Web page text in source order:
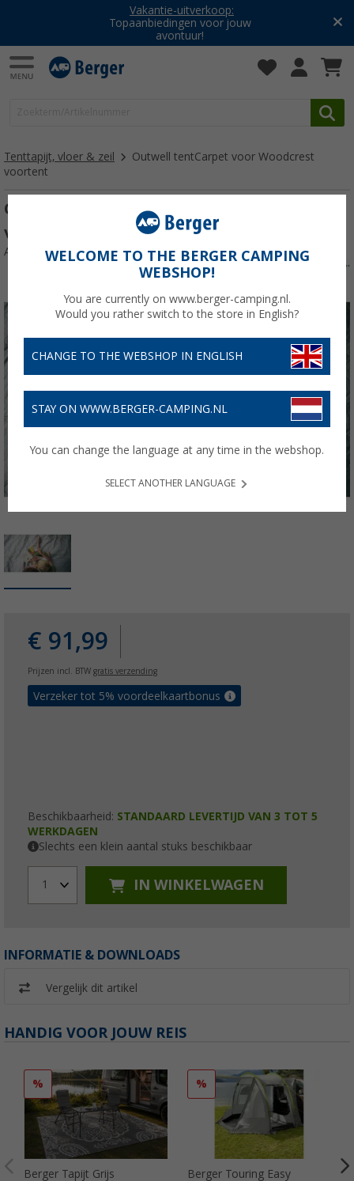
Vakantie-uitverkoop:
Topaanbiedingen voor jouw
avontuur!
Tenttapijt, vloer & zeil
Outwell tentCarpet voor Woodcrest
voortent
Outwell tentCarpet voor Woodcrest
voortent
Artikelnr: 192438
€ 91,99
Prijzen incl. BTW gratis verzending
Verzeker tot 5% voordeelkaartbonus
Beschikbaarheid: STANDAARD LEVERTIJD VAN 3 TOT 5
WERKDAGEN
Slechts een klein aantal stuks beschikbaar
1 IN WINKELWAGEN
INFORMATIE & DOWNLOADS
Vergelijk dit artikel
HANDIG VOOR JOUW REIS
%
Berger Tapijt Grijs
%
Berger Touring Easy
WELCOME TO THE BERGER CAMPING
WEBSHOP!
You are currently on www.berger-camping.nl.
Would you rather switch to the store in English?
CHANGE TO THE WEBSHOP IN ENGLISH
STAY ON WWW.BERGER-CAMPING.NL
You can change the language at any time in the webshop.
SELECT ANOTHER LANGUAGE